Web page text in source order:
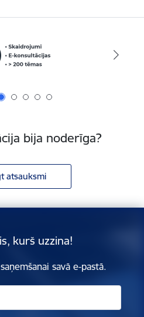
bija noderīga?
atsauksmi
kurš uzzina!
savā e-pastā.